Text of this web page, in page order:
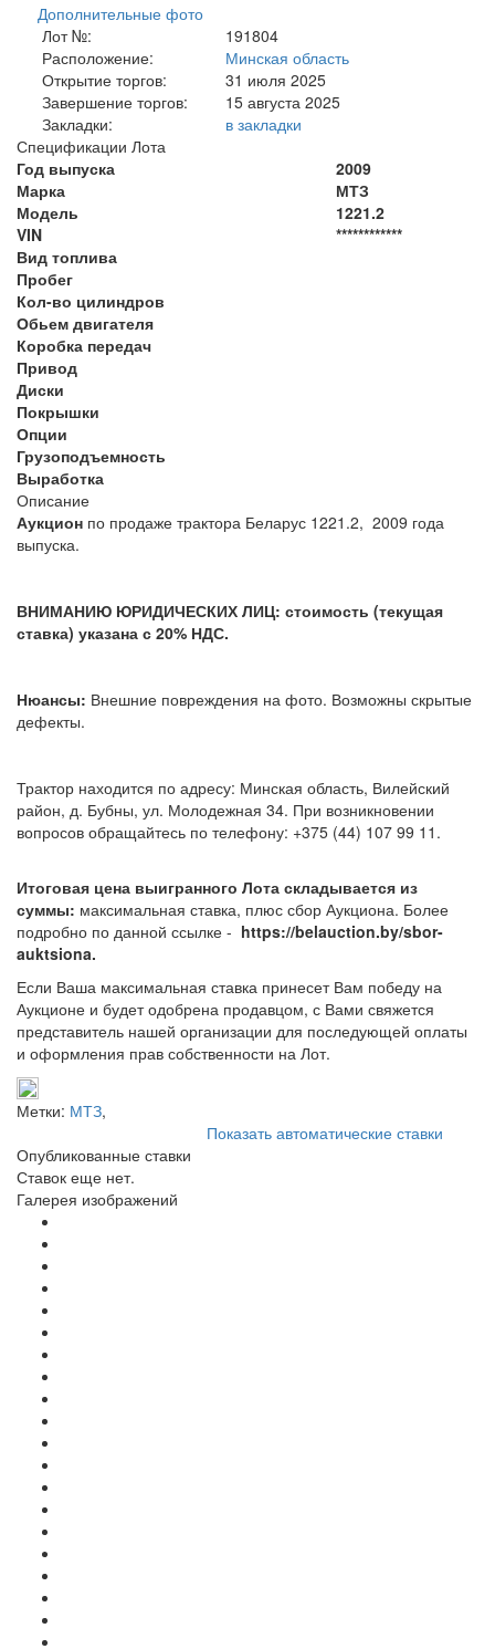
Дополнительные фото
Лот №:
191804
Расположение:
Минская область
Открытие торгов:
31 июля 2025
Завершение торгов:
15 августа 2025
Закладки:
в закладки
Спецификации Лота
Год выпуска
2009
Марка
МТЗ
Модель
1221.2
VIN
************
Вид топлива
Пробег
Кол-во цилиндров
Обьем двигателя
Коробка передач
Привод
Диски
Покрышки
Опции
Грузоподъемность
Выработка
Описание
Аукцион по продаже трактора Беларус 1221.2, 2009 года
выпуска.
ВНИМАНИЮ ЮРИДИЧЕСКИХ ЛИЦ: стоимость (текущая
ставка) указана с 20% НДС.
Нюансы: Внешние повреждения на фото. Возможны скрытые
дефекты.
Трактор находится по адресу: Минская область, Вилейский
район, д. Бубны, ул. Молодежная 34. При возникновении
вопросов обращайтесь по телефону: +375 (44) 107 99 11.
Итоговая цена выигранного Лота складывается из
суммы: максимальная ставка, плюс сбор Аукциона. Более
подробно по данной ссылке - https://belauction.by/sbor-
auktsiona.
Если Ваша максимальная ставка принесет Вам победу на
Аукционе и будет одобрена продавцом, с Вами свяжется
представитель нашей организации для последующей оплаты
и оформления прав собственности на Лот.
Метки: МТЗ,
Показать автоматические ставки
Опубликованные ставки
Ставок еще нет.
Галерея изображений